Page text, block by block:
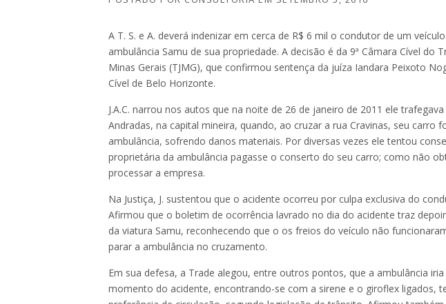
A T. S. e A. deverá indenizar em cerca de R$ 6 mil o condutor de um
ambulância Samu de sua propriedade. A decisão é da 9ª Câmara Cível do
Minas Gerais (TJMG), que confirmou sentença da juíza Iandara Peixoto
Cível de Belo Horizonte.
J.A.C. narrou nos autos que na noite de 26 de janeiro de 2011 ele
Andradas, na capital mineira, quando, ao cruzar a rua Cravinas, seu carro
ambulância, sofrendo danos materiais. Por diversas vezes ele tentou
proprietária da ambulância pagasse o conserto do seu carro; como não
processar a empresa.
Na Justiça, J. sustentou que o acidente ocorreu por culpa exclusiva do
Afirmou que o boletim de ocorrência lavrado no dia do acidente traz
da viatura Samu, reconhecendo que o os freios do veículo não
parar a ambulância no cruzamento.
Em sua defesa, a Trade alegou, entre outros pontos, que a ambulância
momento do acidente, encontrando-se com a sirene e o giroflex ligados,